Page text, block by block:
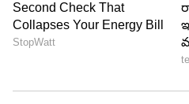
ఇంతకీ ఆ సినిమా ఏదో కాదు
శివ దర్శకత్వంలో..
బ్రేకింగ్ కలెక్షన్స్
బ్రేక్ చేసేసింది. అంతే కాదు